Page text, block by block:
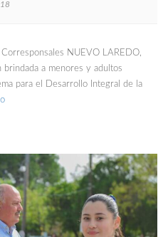
NUEVO LAREDO,
brindada a menores y adultos
para el Desarrollo Integral de la